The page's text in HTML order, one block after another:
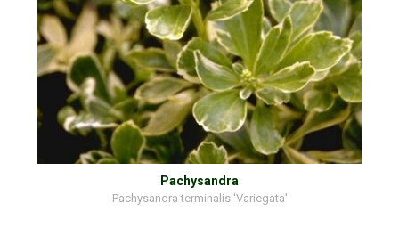
Pachysandra
Pachysandra terminalis 'Variegata'